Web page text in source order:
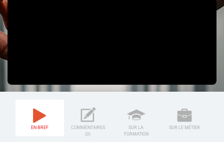
EN BREF
COMMENTAIRES
(0)
SUR LA
FORMATION
SUR LE MÉTIER